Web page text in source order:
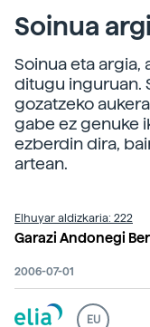
Soinua
Soinua eta argia,
ditugu inguruan.
gozatzeko
gabe ez genuke
ezberdin dira,
artean.
Elhuyar aldizkaria: 222
Garazi Andonegi
2006-07-01
EU